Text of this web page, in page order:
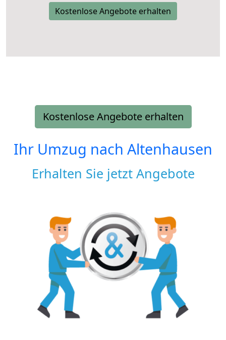
Kostenlose Angebote erhalten
Kostenlose Angebote erhalten
Ihr Umzug nach Altenhausen
Erhalten Sie jetzt Angebote